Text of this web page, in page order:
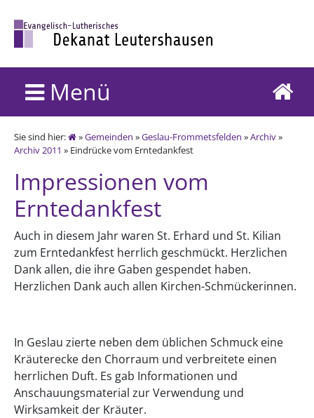
Menü
Sie sind hier: »Gemeinden »Geslau-Frommetsfelden »Archiv»
Archiv 2011 » Eindrücke vom Erntedankfest
Impressionen vom
Erntedankfest
Auch in diesem Jahr waren St. Erhard und St. Kilian
zum Erntedankfest herrlich geschmückt. Herzlichen
Dank allen, die ihre Gaben gespendet haben.
Herzlichen Dank auch allen Kirchen-Schmückerinnen.
In Geslau zierte neben dem üblichen Schmuck eine
Kräuterecke den Chorraum und verbreitete einen
herrlichen Duft. Es gab Informationen und
Anschauungsmaterial zur Verwendung und
Wirksamkeit der Kräuter.